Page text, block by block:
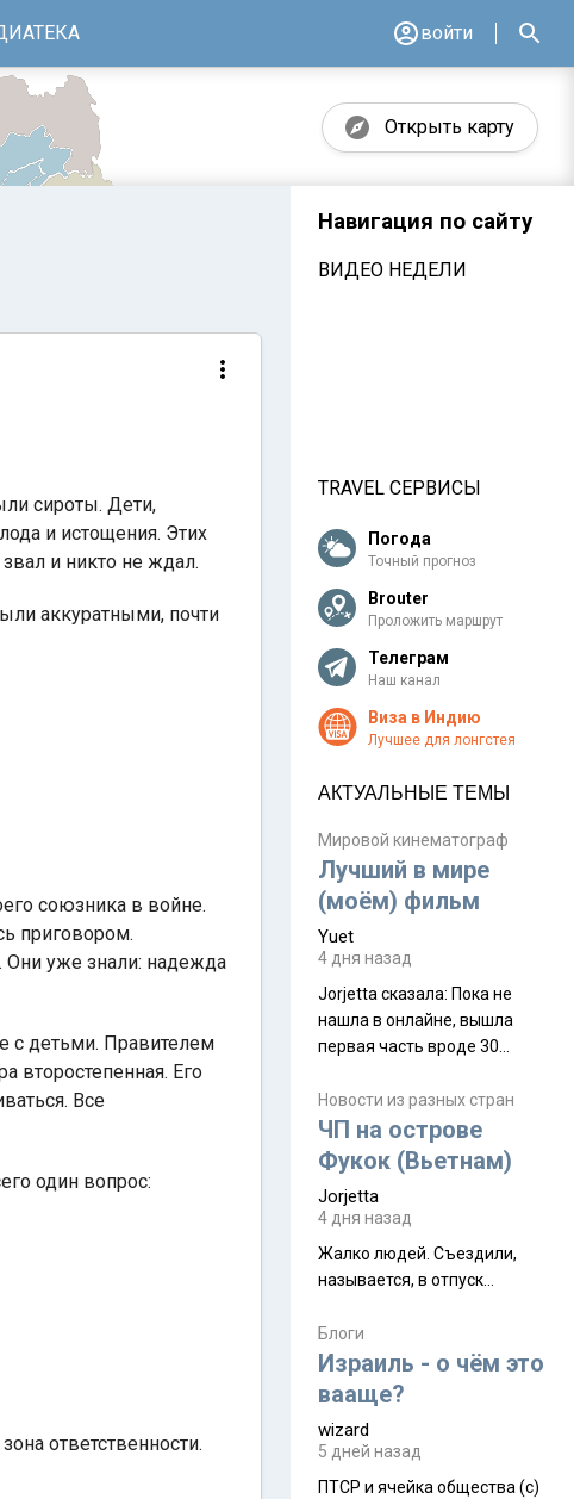
войти
Открыть карту
сироты. Дети,
и истощения. Этих
и никто не ждал.
аккуратными, почти
союзника в войне.
приговором.
Они уже знали: надежда
с детьми. Правителем
Его
Все
один вопрос:
ответственности.
Навигация по сайту
ВИДЕО НЕДЕЛИ
TRAVEL СЕРВИСЫ
Погода
Точный прогноз
Brouter
Проложить маршрут
Телеграм
Наш канал
Виза в Индию
Лучшее для лонгстея
АКТУАЛЬНЫЕ ТЕМЫ
Мировой кинематограф
Лучший в мире
(моём) фильм
Yuet
4 дня назад
Jorjetta сказалa: Пока не
нашла в онлайне, вышла
первая часть вроде 30
Дивали 8 ноября.
Новости из разных стран
ЧП на острове
Фукок (Вьетнам)
Jorjetta
4 дня назад
Жалко людей. Съездили,
называется, в отпуск...
Блоги
Израиль - о чём это
вааще?
wizard
5 дней назад
ПТСР и ячейка общества (с)